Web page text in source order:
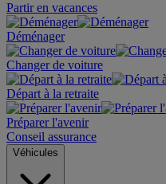
Partir en vacances
Déménager
Changer de voiture
Départ à la retraite
Préparer l'avenir
Conseil assurance
Véhicules